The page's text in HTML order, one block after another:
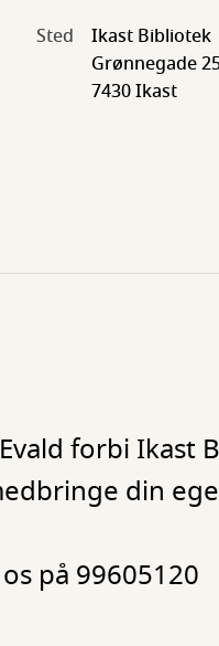
Sted
Ikast Bibliotek
Grønnegade
7430 Ikast
forbi Ikast
din
på 99605120